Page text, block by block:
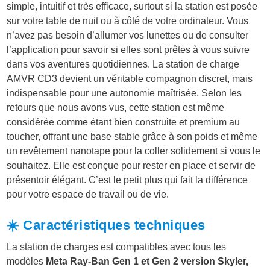
simple, intuitif et très efficace, surtout si la station est posée
sur votre table de nuit ou à côté de votre ordinateur. Vous
n’avez pas besoin d’allumer vos lunettes ou de consulter
l’application pour savoir si elles sont prêtes à vous suivre
dans vos aventures quotidiennes. La station de charge
AMVR CD3 devient un véritable compagnon discret, mais
indispensable pour une autonomie maîtrisée. Selon les
retours que nous avons vus, cette station est même
considérée comme étant bien construite et premium au
toucher, offrant une base stable grâce à son poids et même
un revêtement nanotape pour la coller solidement si vous le
souhaitez. Elle est conçue pour rester en place et servir de
présentoir élégant. C’est le petit plus qui fait la différence
pour votre espace de travail ou de vie.
☀️ Caractéristiques techniques
La station de charges est compatibles avec tous les
modèles Meta Ray-Ban Gen 1 et Gen 2 version Skyler,